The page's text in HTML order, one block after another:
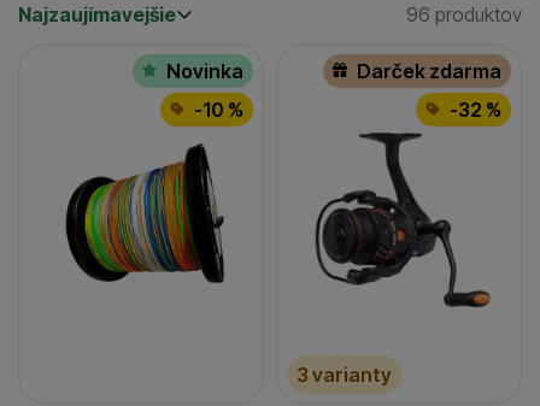
Najzaujímavejšie
Najlacnejšie
Najdrahšie
Najzaujímavejšie 96 produktov
Cena(€)
Dostupnosť
Skladom / Ihneď na odoslanie
Posledný kus na odoslanie
Produkty
Novinka
-10 %
Darček zdarma
-32 %
3 varianty